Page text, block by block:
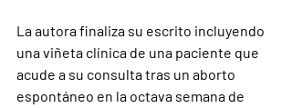
La autora finaliza su escrito incluyendo
una viñeta clínica de una paciente que
acude a su consulta tras un aborto
espontáneo en la octava semana de